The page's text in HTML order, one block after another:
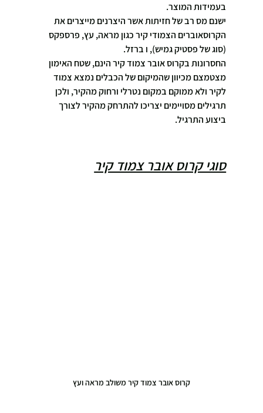
בעמידות המוצר.
ישנם מס רב של חזיתות אשר היצרנים מייצרים את
הקרוסאוברים הצמודי קיר כגון מראה, עץ, פרספקס
(סוג של פסטיק גמיש), ו ברזל.
החסרונות בקרוס אובר צמוד קיר הינם, שטח האימון
מצטמצם מכיוון שהמיקום של הכבלים נמצא צמוד
לקיר ולא ממוקם במקום נטרלי ורחוק מהקיר, ולכן
תרגילים מסויימים יצריכו להתרחק מהקיר לצורך
ביצוע התרגיל.
סוגי קרוס אובר צמוד קיר
קרוס אובר צמוד קיר משולב מראה ועץ